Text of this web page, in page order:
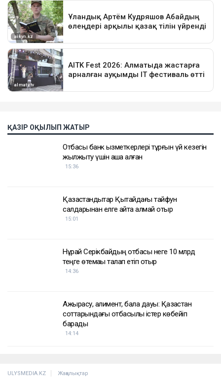
ҚАЗІР ОҚЫЛЫП ЖАТЫР
Отбасы банк қызметкерлері тұрғын үй кезегін
жылжыту үшін ақша алған
15:36
Қазақстандықтар Қытайдағы тайфун
салдарынан елге қайта алмай отыр
15:01
Нұрай Серікбайдың отбасы неге 10 млрд
теңге өтемақы талап етіп отыр
14:36
Ажырасу, алимент, бала дауы: Қазақстан
соттарындағы отбасылық істер көбейіп
барады
14:14
ULYSMEDIA.KZ Жаңалықтар